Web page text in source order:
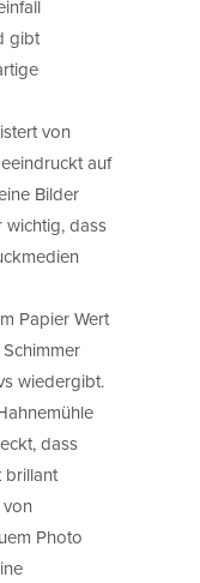
gibt
von
auf
Bilder
wichtig, dass
Papier Wert
wiedergibt.
dass
brillant
Photo